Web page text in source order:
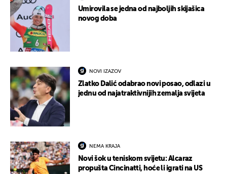
Umirovila se jedna od najboljih skijašica
novog doba
NOVI IZAZOV
Zlatko Dalić odabrao novi posao, odlazi u
jednu od najatraktivnijih zemalja svijeta
NEMA KRAJA
Novi šok u teniskom svijetu: Alcaraz
propušta Cincinatti, hoće li igrati na US